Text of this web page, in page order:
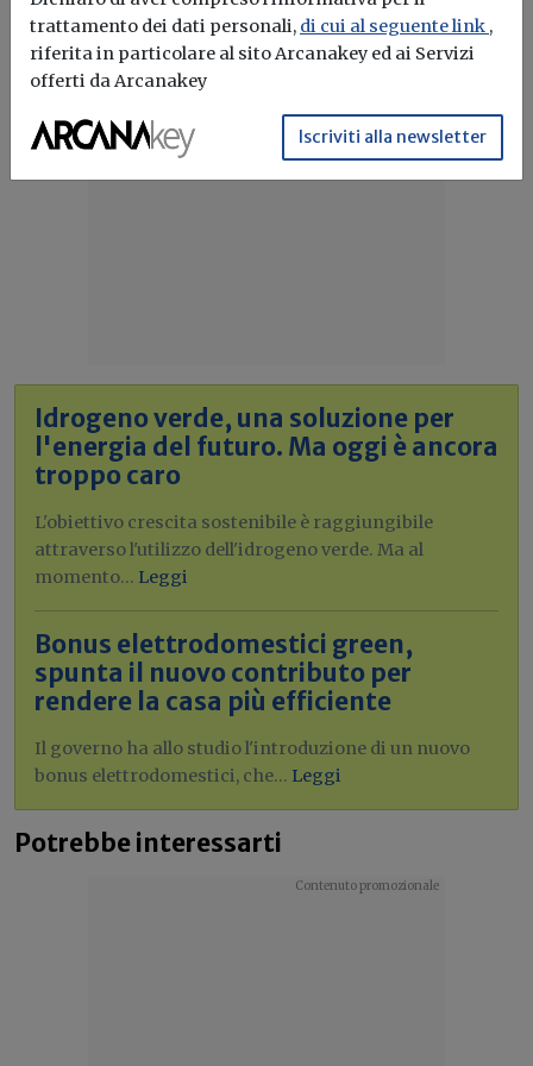
Idrogeno verde, una soluzione per
l'energia del futuro. Ma oggi è ancora
troppo caro
L'obiettivo crescita sostenibile è raggiungibile
attraverso l'utilizzo dell'idrogeno verde. Ma al
momento... Leggi
Bonus elettrodomestici green,
spunta il nuovo contributo per
rendere la casa più efficiente
Il governo ha allo studio l'introduzione di un nuovo
bonus elettrodomestici, che... Leggi
Potrebbe interessarti
trattamento dei dati personali, di cui al seguente link ,
riferita in particolare al sito Arcanakey ed ai Servizi
offerti da Arcanakey
Iscriviti alla newsletter